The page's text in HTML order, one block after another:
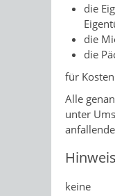
die
die
die
für
Alle
unter
keine